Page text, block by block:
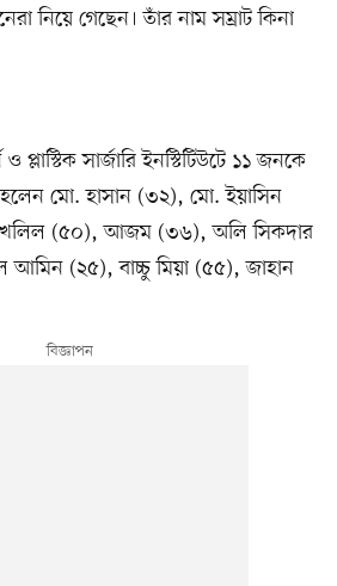
নিয়ে গেছেন। তাঁর নাম সম্রাট কিনা
প্লাস্টিক সার্জারি ইনস্টিটিউটে ১১ জনকে
হলেন মো. হাসান (৩২), মো. ইয়াসিন
(৫০), আজম (৩৬), অলি সিকদার
(২৫), বাচ্চু মিয়া (৫৫), জাহান